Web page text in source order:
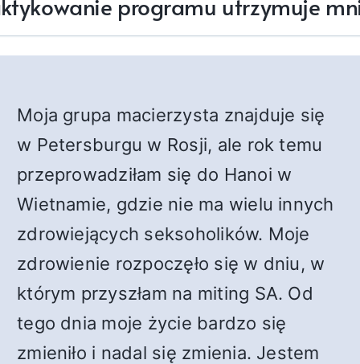
Moja grupa macierzysta znajduje się
w Petersburgu w Rosji, ale rok temu
przeprowadziłam się do Hanoi w
Wietnamie, gdzie nie ma wielu innych
zdrowiejących seksoholików. Moje
zdrowienie rozpoczęło się w dniu, w
którym przyszłam na miting SA. Od
tego dnia moje życie bardzo się
zmieniło i nadal się zmienia. Jestem